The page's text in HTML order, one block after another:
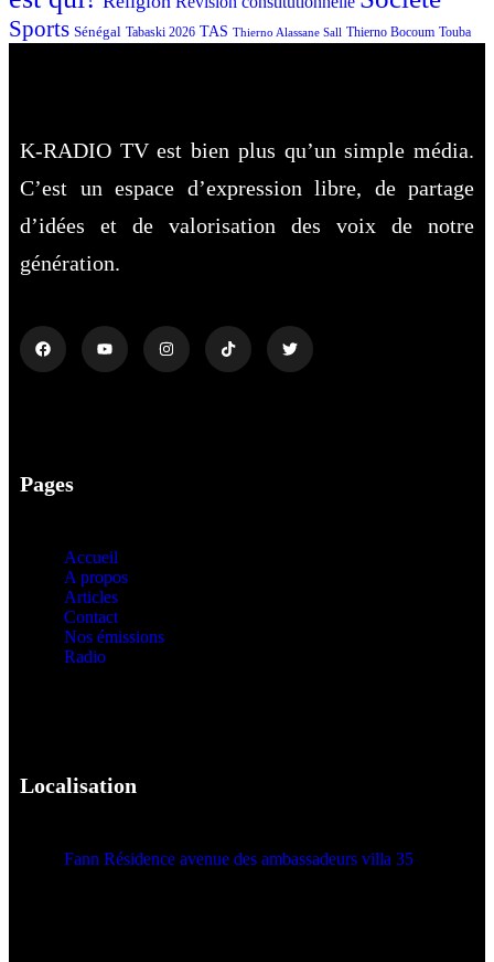
Sports Sénégal Tabaski 2026 TAS Thierno Alassane Sall Thierno Bocoum Touba
K-RADIO TV est bien plus qu’un simple média.
C’est un espace d’expression libre, de partage
d’idées et de valorisation des voix de notre
génération.
Pages
Accueil
A propos
Articles
Contact
Nos émissions
Radio
Localisation
Fann Résidence avenue des ambassadeurs villa 35